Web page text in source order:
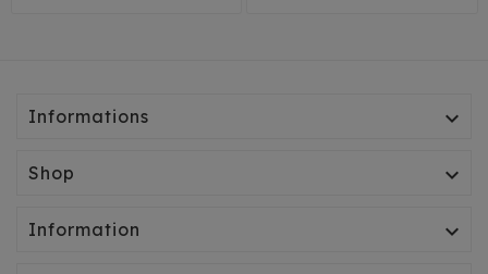
Informations 
Shop 
Information 